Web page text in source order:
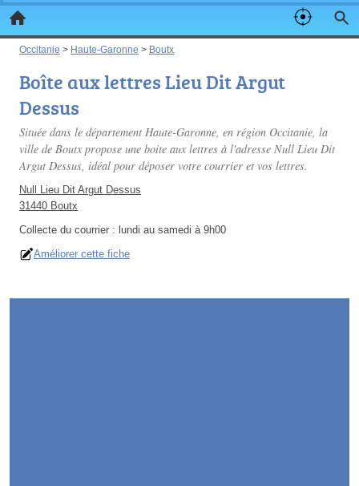
Occitanie > Haute-Garonne > Boutx
Boîte aux lettres Lieu Dit Argut
Dessus
Située dans le département Haute-Garonne, en région Occitanie, la
ville de Boutx propose une boite aux lettres à l'adresse Null Lieu Dit
Argut Dessus, idéal pour déposer votre courrier et vos lettres.
Null Lieu Dit Argut Dessus
31440 Boutx
Collecte du courrier : lundi au samedi à 9h00
Améliorer cette fiche